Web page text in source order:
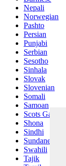
Nepali
Norwegian
Pashto
Persian
Punjabi
Serbian
Sesotho
Sinhala
Slovak
Slovenian
Somali
Samoan
Scots Gaelic
Shona
Sindhi
Sundanese
Swahili
Tajik